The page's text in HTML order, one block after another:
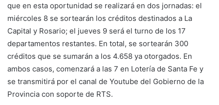
que en esta oportunidad se realizará en dos jornadas: el
miércoles 8 se sortearán los créditos destinados a La
Capital y Rosario; el jueves 9 será el turno de los 17
departamentos restantes. En total, se sortearán 300
créditos que se sumarán a los 4.658 ya otorgados. En
ambos casos, comenzará a las 7 en Lotería de Santa Fe y
se transmitirá por el canal de Youtube del Gobierno de la
Provincia con soporte de RTS.